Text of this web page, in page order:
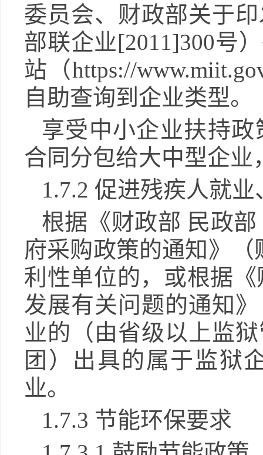
委员会、财政部关于
部联企业[2011]300号
站（https://
自助查询到企业类型。
享受中小企业扶持
合同分包给大中型企
1.7.2 促进残疾人就
根据《财政部 民政部
府采购政策的通知》（
利性单位的，或根据
发展有关问题的通知
业的（由省级以上监
团）出具的属于监狱
业。
1.7.3 节能环保要求